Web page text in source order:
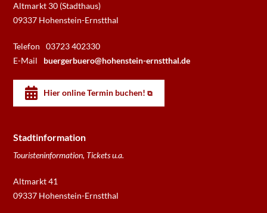
Altmarkt 30 (Stadthaus)
09337 Hohenstein-Ernstthal
Telefon
03723 402330
E-Mail
buergerbuero@hohenstein-ernstthal.de
Hier online Termin buchen!
Stadtinformation
Touristeninformation, Tickets u.a.
Altmarkt 41
09337 Hohenstein-Ernstthal